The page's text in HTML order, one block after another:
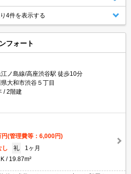
4件を表示する
フォート
ノ島線/高座渋谷駅 徒歩10分
大和市渋谷５丁目
2階建
円(管理費等：6,000円)
し 礼
1ヶ月
19.87m²